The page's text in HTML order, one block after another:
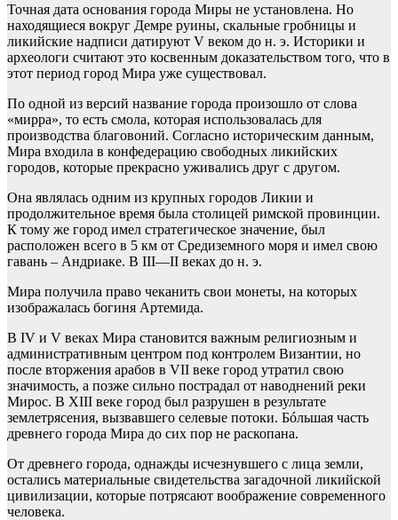
Точная дата основания города Миры не установлена. Но
находящиеся вокруг Демре руины, скальные гробницы и
ликийские надписи датируют V веком до н. э. Историки и
археологи считают это косвенным доказательством того, что в
этот период город Мира уже существовал.
По одной из версий название города произошло от слова
«мирра», то есть смола, которая использовалась для
производства благовоний. Согласно историческим данным,
Мира входила в конфедерацию свободных ликийских
городов, которые прекрасно уживались друг с другом.
Она являлась одним из крупных городов Ликии и
продолжительное время была столицей римской провинции.
К тому же город имел стратегическое значение, был
расположен всего в 5 км от Средиземного моря и имел свою
гавань – Андриаке. В ІІІ—ІІ веках до н. э.
Мира получила право чеканить свои монеты, на которых
изображалась богиня Артемида.
В IV и V веках Мира становится важным религиозным и
административным центром под контролем Византии, но
после вторжения арабов в VII веке город утратил свою
значимость, а позже сильно пострадал от наводнений реки
Мирос. В XIII веке город был разрушен в результате
землетрясения, вызвавшего селевые потоки. Бóльшая часть
древнего города Мира до сих пор не раскопана.
От древнего города, однажды исчезнувшего с лица земли,
остались материальные свидетельства загадочной ликийской
цивилизации, которые потрясают воображение современного
человека.